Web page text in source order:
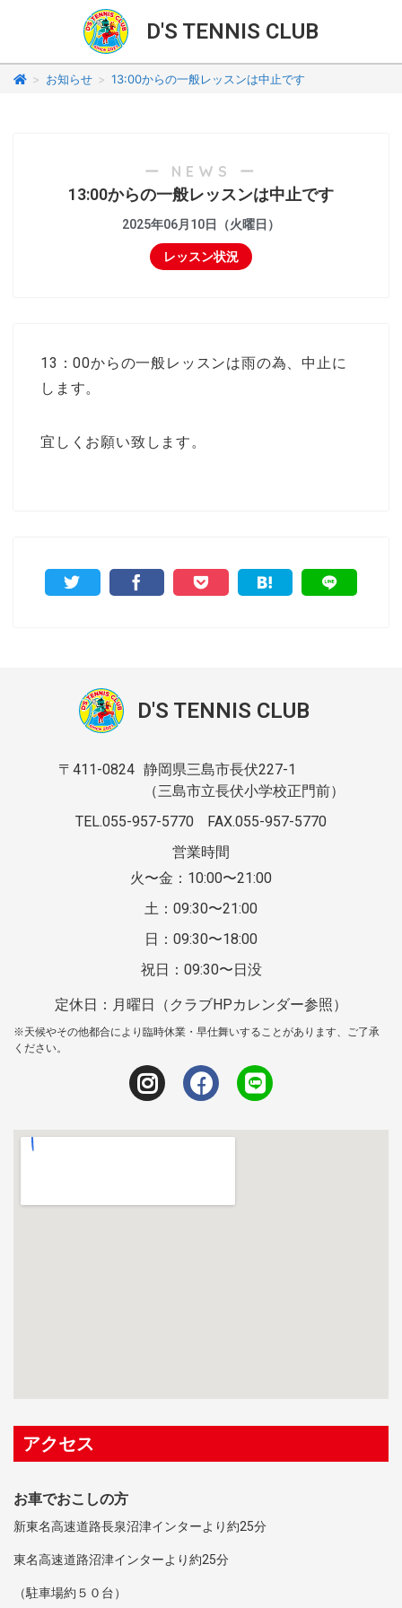
D'S TENNIS CLUB
> お知らせ > 13:00からの一般レッスンは中止です
ー NEWS ー
13:00からの一般レッスンは中止です
2025年06月10日（火曜日）
レッスン状況
13：00からの一般レッスンは雨の為、中止に
します。
宜しくお願い致します。
D'S TENNIS CLUB
〒411-0824 静岡県三島市長伏227-1
（三島市立長伏小学校正門前）
TEL.055-957-5770
FAX.055-957-5770
営業時間
火〜金：10:00〜21:00
土：09:30〜21:00
日：09:30〜18:00
祝日：09:30〜日没
定休日：月曜日（クラブHPカレンダー参照）
※天候やその他都合により臨時休業・早仕舞いすることがあります、ご了承
ください。
アクセス
お車でおこしの方
新東名高速道路長泉沼津インターより約25分
東名高速道路沼津インターより約25分
（駐車場約５０台）